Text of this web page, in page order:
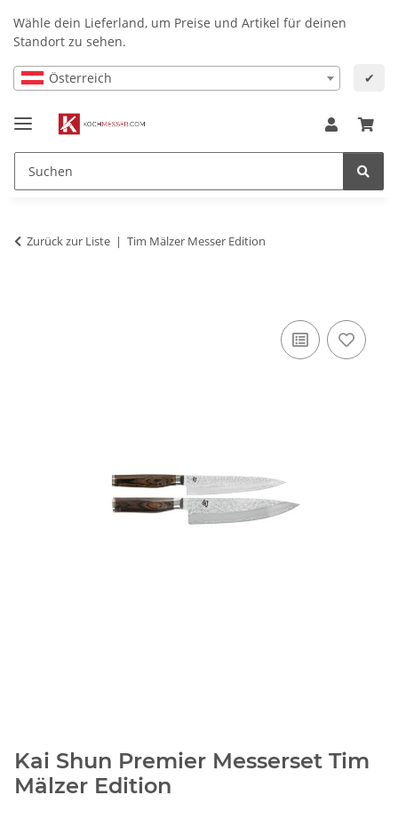
Wähle dein Lieferland, um Preise und Artikel für deinen
Standort zu sehen.
Österreich ✔
Zurück zur Liste Tim Mälzer Messer Edition
Kai Shun Premier Messerset Tim
Mälzer Edition